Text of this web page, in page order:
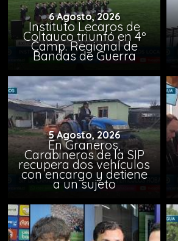
6 Agosto, 2026
Instituto Lecaros de
Coltauco triunfó en 4º
Camp. Regional de
Bandas de Guerra
5 Agosto, 2026
En Graneros,
Carabineros de la SIP
recupera dos vehículos
con encargo y detiene
a un sujeto